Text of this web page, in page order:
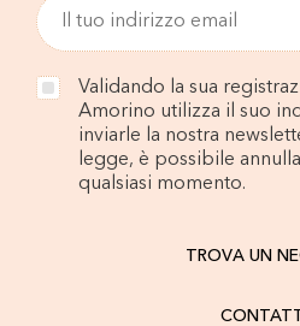
Validando la sua
Amorino utilizza il suo
inviarle la nostra
legge, è possibile
qualsiasi momento.
TROVA UN